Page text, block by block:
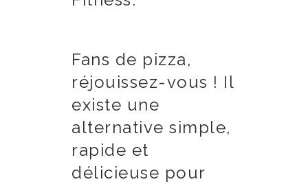
Fans de pizza,
réjouissez-vous ! Il
existe une
alternative simple,
rapide et
délicieuse pour